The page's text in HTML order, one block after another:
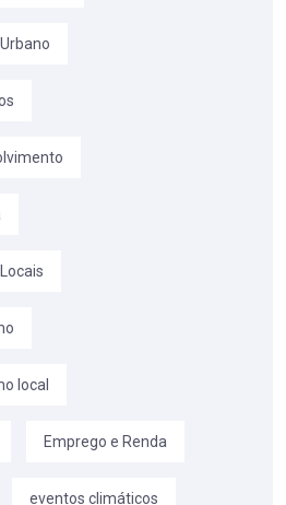
local
Emprego e Renda
eventos climáticos